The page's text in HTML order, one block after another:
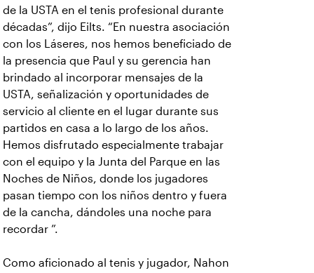
de la USTA en el tenis profesional durante
décadas”, dijo Eilts. “En nuestra asociación
con los Láseres, nos hemos beneficiado de
la presencia que Paul y su gerencia han
brindado al incorporar mensajes de la
USTA, señalización y oportunidades de
servicio al cliente en el lugar durante sus
partidos en casa a lo largo de los años.
Hemos disfrutado especialmente trabajar
con el equipo y la Junta del Parque en las
Noches de Niños, donde los jugadores
pasan tiempo con los niños dentro y fuera
de la cancha, dándoles una noche para
recordar ”.
Como aficionado al tenis y jugador, Nahon